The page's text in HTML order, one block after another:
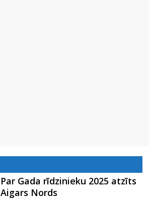
Par Gada rīdzinieku 2025 atzīts
Aigars Nords